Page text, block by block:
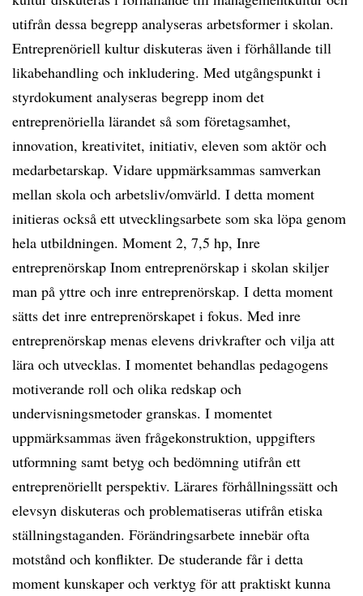
utifrån dessa begrepp analyseras arbetsformer i skolan.
Entreprenöriell kultur diskuteras även i förhållande till
likabehandling och inkludering. Med utgångspunkt i
styrdokument analyseras begrepp inom det
entreprenöriella lärandet så som företagsamhet,
innovation, kreativitet, initiativ, eleven som aktör och
medarbetarskap. Vidare uppmärksammas samverkan
mellan skola och arbetsliv/omvärld. I detta moment
initieras också ett utvecklingsarbete som ska löpa genom
hela utbildningen. Moment 2, 7,5 hp, Inre
entreprenörskap Inom entreprenörskap i skolan skiljer
man på yttre och inre entreprenörskap. I detta moment
sätts det inre entreprenörskapet i fokus. Med inre
entreprenörskap menas elevens drivkrafter och vilja att
lära och utvecklas. I momentet behandlas pedagogens
motiverande roll och olika redskap och
undervisningsmetoder granskas. I momentet
uppmärksammas även frågekonstruktion, uppgifters
utformning samt betyg och bedömning utifrån ett
entreprenöriellt perspektiv. Lärares förhållningssätt och
elevsyn diskuteras och problematiseras utifrån etiska
ställningstaganden. Förändringsarbete innebär ofta
motstånd och konflikter. De studerande får i detta
moment kunskaper och verktyg för att praktiskt kunna